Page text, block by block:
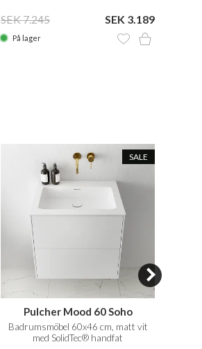
SEK 7.245 SEK 3.189
På lager
SALE
Pulcher Mood 60 Soho
Badrumsmöbel 60x46 cm, matt vit
med SolidTec® handfat